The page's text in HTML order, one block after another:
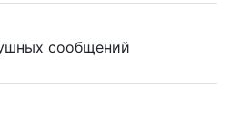
сообщений